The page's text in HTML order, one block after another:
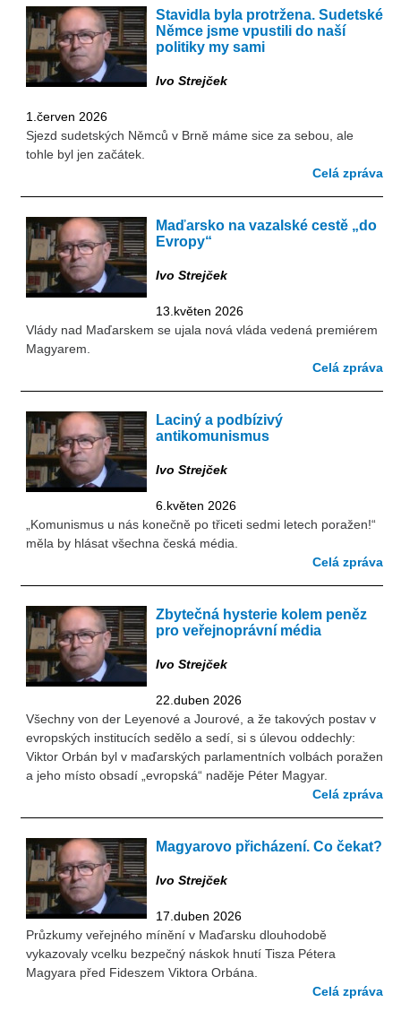
Stavidla byla protržena. Sudetské
Němce jsme vpustili do naší
politiky my sami
Ivo Strejček
1.červen 2026
Sjezd sudetských Němců v Brně máme sice za sebou, ale
tohle byl jen začátek.
Celá zpráva
Maďarsko na vazalské cestě „do
Evropy“
Ivo Strejček
13.květen 2026
Vlády nad Maďarskem se ujala nová vláda vedená premiérem
Magyarem.
Celá zpráva
Laciný a podbízivý
antikomunismus
Ivo Strejček
6.květen 2026
„Komunismus u nás konečně po třiceti sedmi letech poražen!“
měla by hlásat všechna česká média.
Celá zpráva
Zbytečná hysterie kolem peněz
pro veřejnoprávní média
Ivo Strejček
22.duben 2026
Všechny von der Leyenové a Jourové, a že takových postav v
evropských institucích sedělo a sedí, si s úlevou oddechly:
Viktor Orbán byl v maďarských parlamentních volbách poražen
a jeho místo obsadí „evropská“ naděje Péter Magyar.
Celá zpráva
Magyarovo přicházení. Co čekat?
Ivo Strejček
17.duben 2026
Průzkumy veřejného mínění v Maďarsku dlouhodobě
vykazovaly vcelku bezpečný náskok hnutí Tisza Pétera
Magyara před Fideszem Viktora Orbána.
Celá zpráva